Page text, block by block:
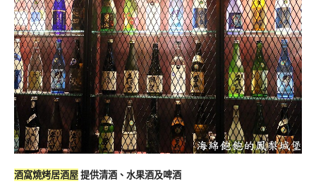
酒窩燒烤居酒屋提供清酒、水果酒及啤酒